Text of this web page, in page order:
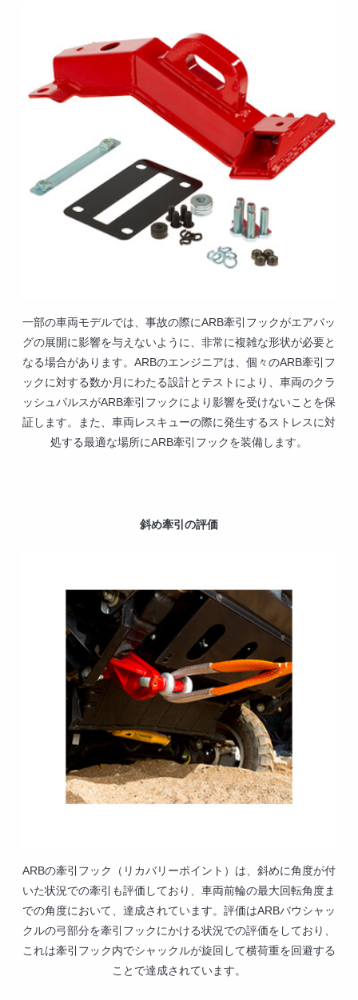
一部の車両モデルでは、事故の際にARB牽引フックがエアバッ
グの展開に影響を与えないように、非常に複雑な形状が必要と
なる場合があります。ARBのエンジニアは、個々のARB牽引フ
ックに対する数か月にわたる設計とテストにより、車両のクラ
ッシュパルスがARB牽引フックにより影響を受けないことを保
証します。また、車両レスキューの際に発生するストレスに対
処する最適な場所にARB牽引フックを装備します。
斜め牽引の評価
ARBの牽引フック（リカバリーポイント）は、斜めに角度が付
いた状況での牽引も評価しており、車両前輪の最大回転角度ま
での角度において、達成されています。評価はARBバウシャッ
クルの弓部分を牽引フックにかける状況での評価をしており、
これは牽引フック内でシャックルが旋回して横荷重を回避する
ことで達成されています。